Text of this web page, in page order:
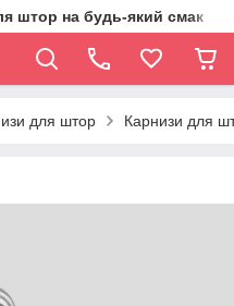
штор на будь-який смак
для штор Карнизи для